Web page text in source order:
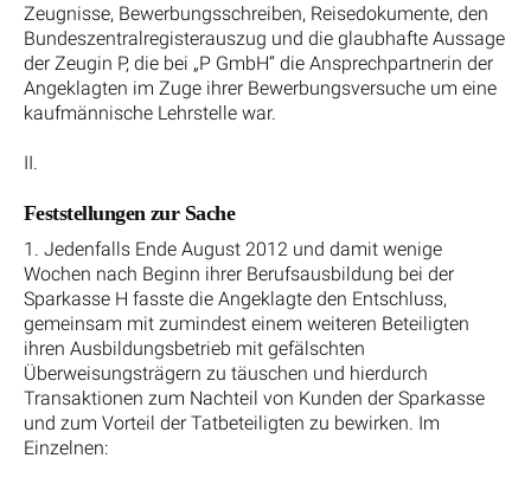
Zeugnisse, Bewerbungsschreiben, Reisedokumente, den
Bundeszentralregisterauszug und die glaubhafte Aussage
der Zeugin P, die bei „P GmbH“ die Ansprechpartnerin der
Angeklagten im Zuge ihrer Bewerbungsversuche um eine
kaufmännische Lehrstelle war.
II.
Feststellungen zur Sache
1. Jedenfalls Ende August 2012 und damit wenige
Wochen nach Beginn ihrer Berufsausbildung bei der
Sparkasse H fasste die Angeklagte den Entschluss,
gemeinsam mit zumindest einem weiteren Beteiligten
ihren Ausbildungsbetrieb mit gefälschten
Überweisungsträgern zu täuschen und hierdurch
Transaktionen zum Nachteil von Kunden der Sparkasse
und zum Vorteil der Tatbeteiligten zu bewirken. Im
Einzelnen: